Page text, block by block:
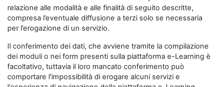
relazione alle modalità e alle finalità di seguito descritte,
compresa l’eventuale diffusione a terzi solo se necessaria
per l’erogazione di un servizio.
Il conferimento dei dati, che avviene tramite la compilazione
dei moduli o nei form presenti sulla piattaforma e-Learning è
facoltativo, tuttavia il loro mancato conferimento può
comportare l'impossibilità di erogare alcuni servizi e